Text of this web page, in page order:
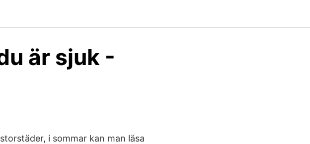
är sjuk -
i sommar kan man läsa